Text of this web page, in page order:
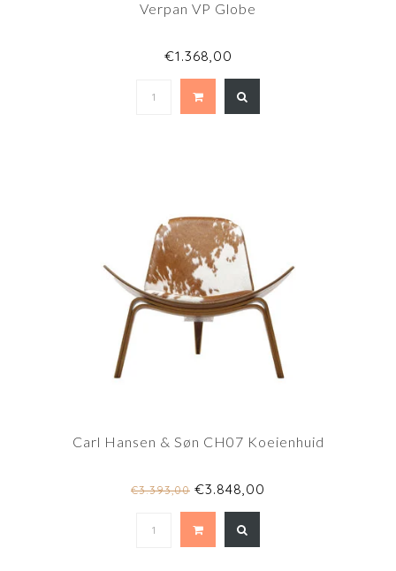
Verpan VP Globe
€1.368,00
Carl Hansen & Søn CH07 Koeienhuid
€3.393,00 €3.848,00